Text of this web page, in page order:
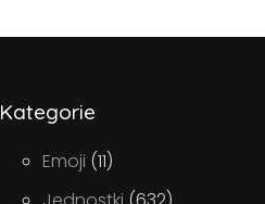
Kategorie
Emoji (11)